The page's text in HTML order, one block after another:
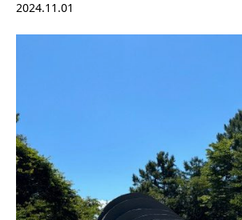
2024.11.01